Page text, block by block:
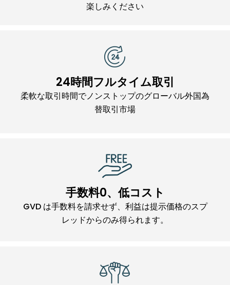
楽しみください
24時間フルタイム取引
柔軟な取引時間でノンストップのグローバル外国為
替取引市場
手数料0、低コスト
GVD は手数料を請求せず、利益は提示価格のスプ
レッドからのみ得られます。